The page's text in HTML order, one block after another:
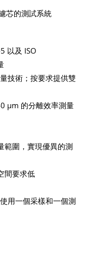
芯的測試系統
以及 ISO
技術；按要求提供雙
的分離效率測量
圍，實現優異的測
要求低
一個采樣和一個測